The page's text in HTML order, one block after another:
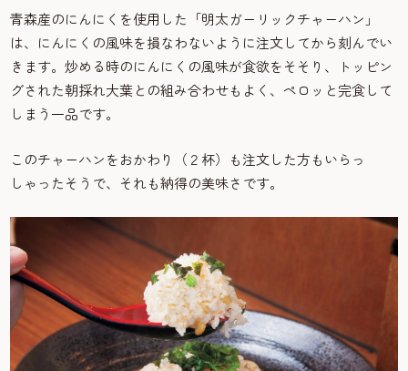
青森産のにんにくを使用した「明太ガーリックチャーハン」
は、にんにくの風味を損なわないように注文してから刻んでい
きます。炒める時のにんにくの風味が食欲をそそり、トッピン
グされた朝採れ大葉との組み合わせもよく、ペロッと完食して
しまう一品です。
このチャーハンをおかわり（２杯）も注文した方もいらっ
しゃったそうで、それも納得の美味さです。